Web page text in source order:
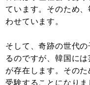
ています。そのため
わせています。
そして、奇跡の世代
るのですが、韓国に
が存在します。その
受験することになりま